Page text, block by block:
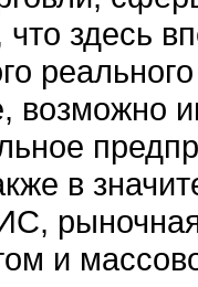
здесь
возможно
в
и